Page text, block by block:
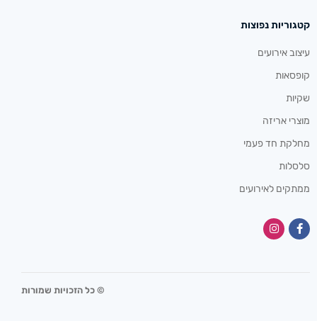
קטגוריות נפוצות
עיצוב אירועים
קופסאות
שקיות
מוצרי אריזה
מחלקת חד פעמי
סלסלות
ממתקים לאירועים
© כל הזכויות שמורות